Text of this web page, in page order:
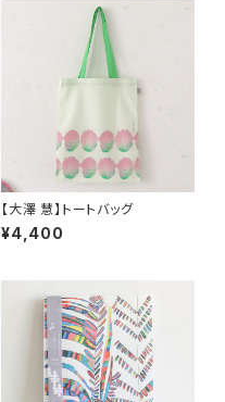
【大澤 慧】トートバッグ
¥4,400